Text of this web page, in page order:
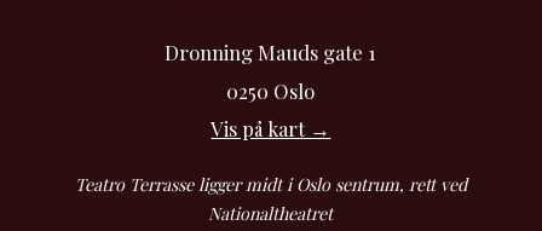
Dronning Mauds gate 1
0250 Oslo
Vis på kart →
Teatro Terrasse ligger midt i Oslo sentrum, rett ved
Nationaltheatret